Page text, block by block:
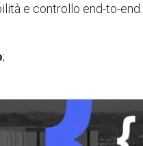
e controllo end-to-
;